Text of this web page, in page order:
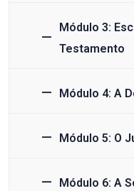
Módulo 3:
Testamento
Módulo 4: A
Módulo 5: O
Módulo 6: A